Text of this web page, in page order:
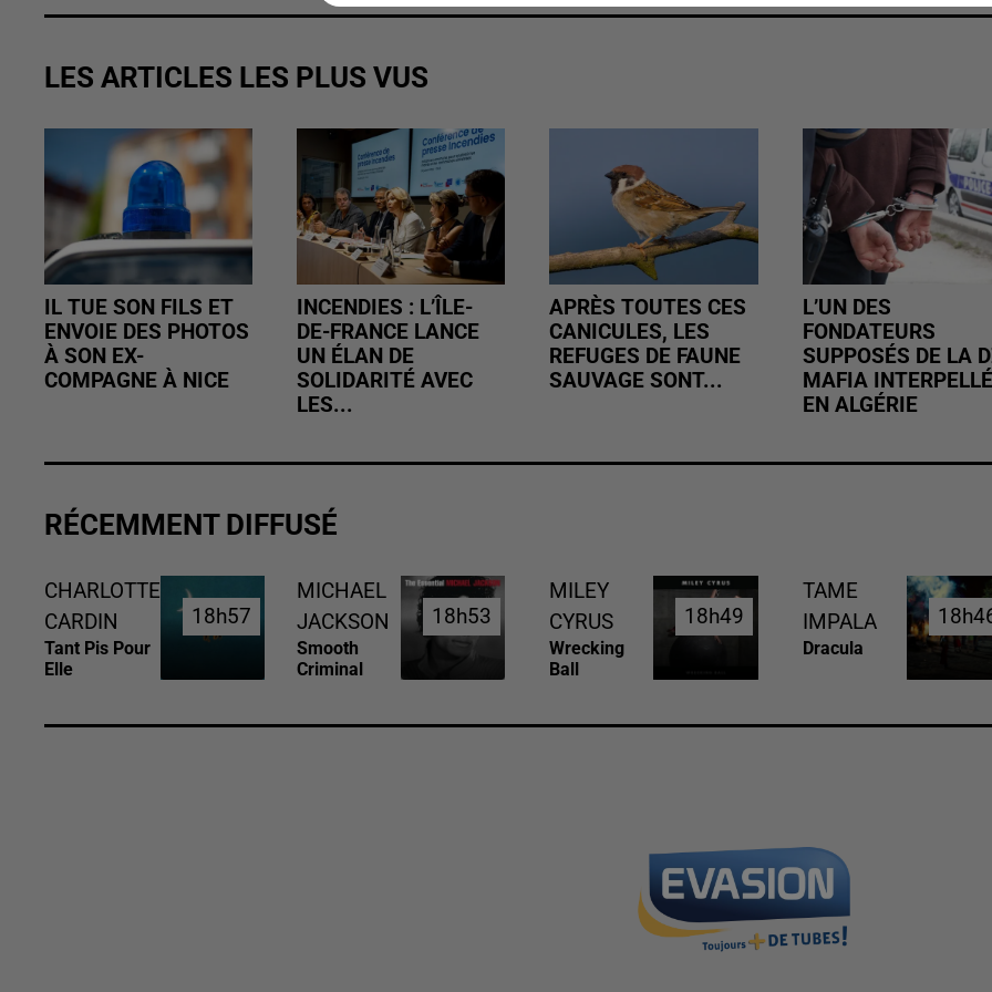
LES ARTICLES LES PLUS VUS
IL TUE SON FILS ET
ENVOIE DES PHOTOS
À SON EX-
COMPAGNE À NICE
INCENDIES : L’ÎLE-
DE-FRANCE LANCE
UN ÉLAN DE
SOLIDARITÉ AVEC
LES...
APRÈS TOUTES CES
CANICULES, LES
REFUGES DE FAUNE
SAUVAGE SONT...
L’UN DES
FONDATEURS
SUPPOSÉS DE LA
MAFIA INTERPELLÉ
EN ALGÉRIE
RÉCEMMENT DIFFUSÉ
CHARLOTTE
CARDIN
Tant Pis Pour
Elle
18h57
18h57
MICHAEL
JACKSON
Smooth
Criminal
18h53
18h53
MILEY
CYRUS
Wrecking
Ball
18h49
18h49
TAME
IMPALA
Dracula